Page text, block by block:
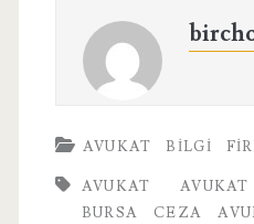
AVUKAT BILGI
AVUKAT
BURSA CEZA